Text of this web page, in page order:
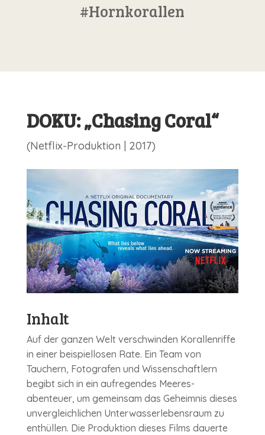
#Hornkorallen
DOKU: „Chasing Coral“
(Netflix-Produktion | 2017)
Inhalt
Auf der ganzen Welt verschwinden Korallenriffe
in einer beispiel­losen Rate. Ein Team von
Tauchern, Fotografen und Wissen­schaftlern
begibt sich in ein aufregendes Meeres­
abenteuer, um gemeinsam das Geheimnis dieses
unver­gleich­lichen Unter­wasser­lebens­raum zu
enthüllen. Die Produktion dieses Films dauerte